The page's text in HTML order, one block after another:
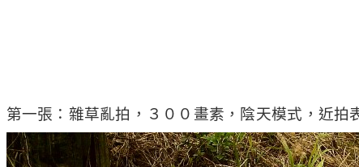
第一張：雜草亂拍，３００畫素，陰天模式，近拍